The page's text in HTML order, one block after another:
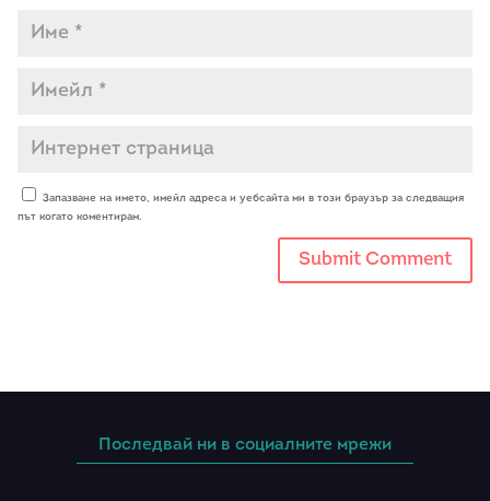
Запазване на името, имейл адреса и уебсайта ми в този браузър за следващия
път когато коментирам.
Последвай ни в социалните мрежи